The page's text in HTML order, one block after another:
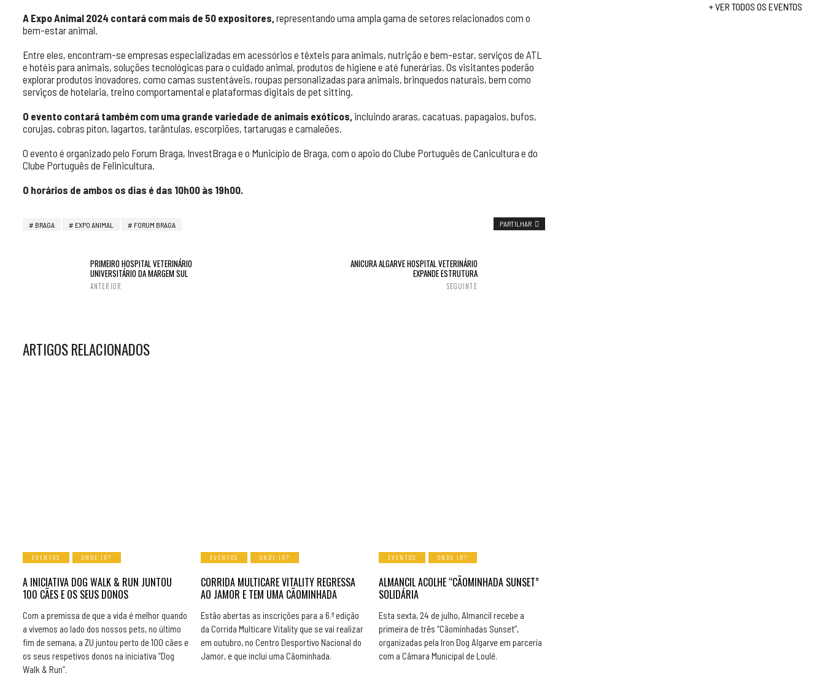
A Expo Animal 2024 contará com mais de 50 expositores,representando uma ampla gama de setores relacionados com o
bem-estar animal.
Entre eles, encontram-se empresas especializadas em acessórios e têxteis para animais, nutrição e bem-estar, serviços de ATL
e hotéis para animais, soluções tecnológicas para o cuidado animal, produtos de higiene e até funerárias. Os visitantes poderão
explorar produtos inovadores, como camas sustentáveis, roupas personalizadas para animais, brinquedos naturais, bem como
serviços de hotelaria, treino comportamental e plataformas digitais de pet sitting.
O evento contará também com uma grande variedade de animais exóticos, incluindo araras, cacatuas, papagaios, bufos,
corujas, cobras píton, lagartos, tarântulas, escorpiões, tartarugas e camaleões.
O evento é organizado pelo Forum Braga, InvestBraga e o Município de Braga, com o apoio do Clube Português de Canicultura e do
Clube Português de Felinicultura.
O horários de ambos os dias é das 10h00 às 19h00.
BRAGA EXPO ANIMAL FORUM BRAGA PARTILHAR
PRIMEIRO HOSPITAL VETERINÁRIO
UNIVERSITÁRIO DA MARGEM SUL
ANTERIOR
ANICURA ALGARVE HOSPITAL VETERINÁRIO
EXPANDE ESTRUTURA
SEGUINTE
ARTIGOS RELACIONADOS
EVENTOS ONDE IR?
A INICIATIVA DOG WALK & RUN JUNTOU
100 CÃES E OS SEUS DONOS
Com a premissa de que a vida é melhor quando
a vivemos ao lado dos nossos pets, no último
fim de semana, a ZU juntou perto de 100 cães e
os seus respetivos donos na iniciativa “Dog
Walk & Run”.
EVENTOS ONDE IR?
CORRIDA MULTICARE VITALITY REGRESSA
AO JAMOR E TEM UMA CÃOMINHADA
Estão abertas as inscrições para a 6.ª edição
da Corrida Multicare Vitality que se vai realizar
em outubro, no Centro Desportivo Nacional do
Jamor, e que inclui uma Cãominhada.
EVENTOS ONDE IR?
ALMANCIL ACOLHE “CÃOMINHADA SUNSET”
SOLIDÁRIA
Esta sexta, 24 de julho, Almancil recebe a
primeira de três “Cãominhadas Sunset”,
organizadas pela Iron Dog Algarve em parceria
com a Câmara Municipal de Loulé.
+ VER TODOS OS EVENTOS